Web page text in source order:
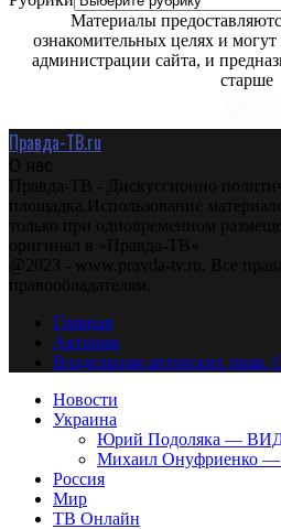
Материалы
ознакомительных целях и
администрации сайта, и
старше
Правда-ТВ.ru
О нас
Правда-ТВ - Дискуссионно
площадка.Использование
только при одновременном
оригинал в «Правда-ТВ»
@2023 - www.pravda-tv.ru. Все
правообладателям.
Главная
Авторам
Владельцам авторских прав.
Новости
Украина
Юрий Подоляка —
Михаил Онуфриенко —
Россия
Мир
ТВ Онлайн